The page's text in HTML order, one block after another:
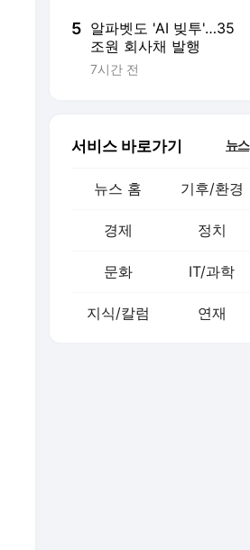
5 알파벳도 'AI 빚투'…35
조원 회사채 발행
7시간 전
서비스 바로가기 뉴스
뉴스 홈 기후/환경
경제 정치
문화 IT/과학
지식/칼럼 연재